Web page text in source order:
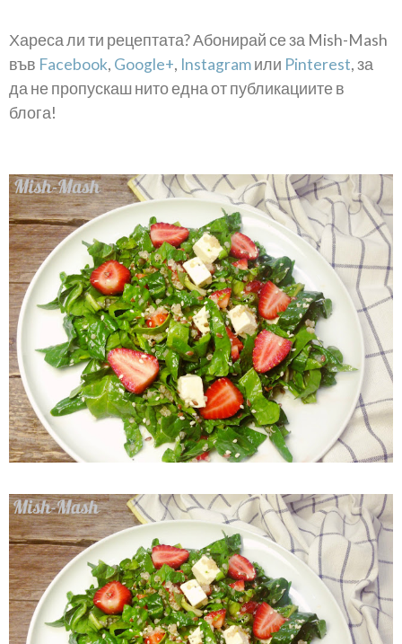
Хареса ли ти рецептата? Абонирай се за Mish-Mash
във Facebook, Google+, Instagramили Pinterest, за
да не пропускаш нито една от публикациите в
блога!